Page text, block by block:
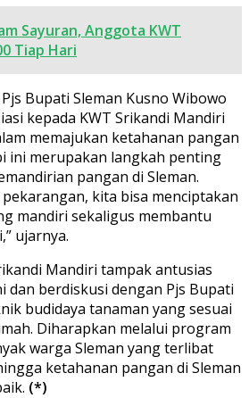
Sayuran, Anggota KWT
Tiap Hari
Bupati Sleman Kusno Wibowo
kepada KWT Srikandi Mandiri
memajukan ketahanan pangan
ini merupakan langkah penting
pangan di Sleman.
kita bisa menciptakan
mandiri sekaligus membantu
ujarnya.
Mandiri tampak antusias
dan berdiskusi dengan Pjs Bupati
budidaya tanaman yang sesuai
Diharapkan melalui program
warga Sleman yang terlibat
ketahanan pangan di Sleman
(*)